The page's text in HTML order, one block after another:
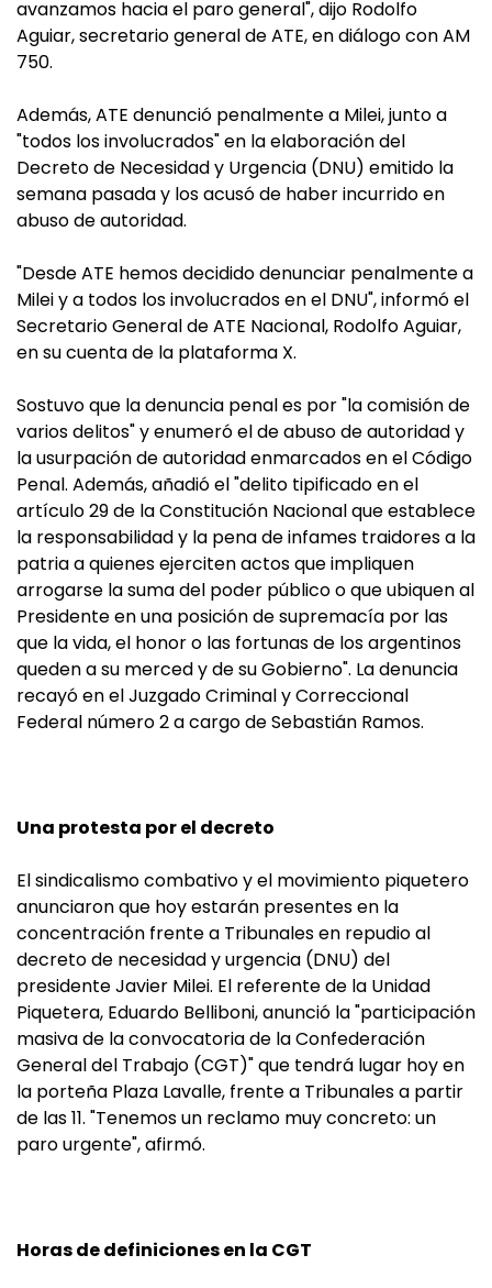
avanzamos hacia el paro general", dijo Rodolfo
Aguiar, secretario general de ATE, en diálogo con AM
750.
Además, ATE denunció penalmente a Milei, junto a
"todos los involucrados" en la elaboración del
Decreto de Necesidad y Urgencia (DNU) emitido la
semana pasada y los acusó de haber incurrido en
abuso de autoridad.
"Desde ATE hemos decidido denunciar penalmente a
Milei y a todos los involucrados en el DNU", informó el
Secretario General de ATE Nacional, Rodolfo Aguiar,
en su cuenta de la plataforma X.
Sostuvo que la denuncia penal es por "la comisión de
varios delitos" y enumeró el de abuso de autoridad y
la usurpación de autoridad enmarcados en el Código
Penal. Además, añadió el "delito tipificado en el
artículo 29 de la Constitución Nacional que establece
la responsabilidad y la pena de infames traidores a la
patria a quienes ejerciten actos que impliquen
arrogarse la suma del poder público o que ubiquen al
Presidente en una posición de supremacía por las
que la vida, el honor o las fortunas de los argentinos
queden a su merced y de su Gobierno". La denuncia
recayó en el Juzgado Criminal y Correccional
Federal número 2 a cargo de Sebastián Ramos.
Una protesta por el decreto
El sindicalismo combativo y el movimiento piquetero
anunciaron que hoy estarán presentes en la
concentración frente a Tribunales en repudio al
decreto de necesidad y urgencia (DNU) del
presidente Javier Milei. El referente de la Unidad
Piquetera, Eduardo Belliboni, anunció la "participación
masiva de la convocatoria de la Confederación
General del Trabajo (CGT)" que tendrá lugar hoy en
la porteña Plaza Lavalle, frente a Tribunales a partir
de las 11. "Tenemos un reclamo muy concreto: un
paro urgente", afirmó.
Horas de definiciones en la CGT